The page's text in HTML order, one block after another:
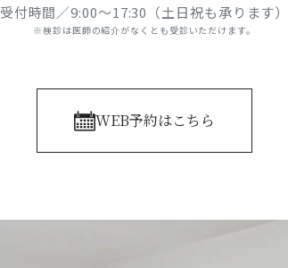
受付時間／9:00～17:30（土日祝も承ります）
※検診は医師の紹介がなくとも受診いただけます。
WEB予約はこちら